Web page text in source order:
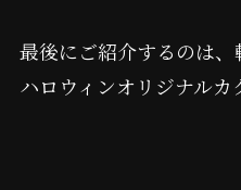
最後にご紹介するのは
ハロウィンオリジナルカ